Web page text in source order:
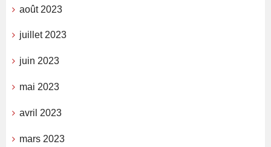
août 2023
juillet 2023
juin 2023
mai 2023
avril 2023
mars 2023